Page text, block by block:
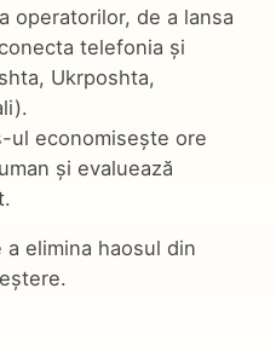
operatorilor, de a lansa
telefonia și
Ukrposhta,
ul economisește ore
și evaluează
a elimina haosul din